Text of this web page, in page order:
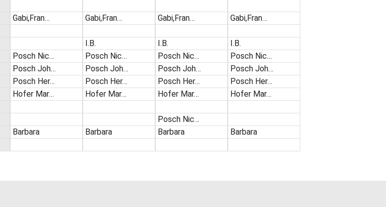
Gabi,Fran…
Posch Nic…
Posch Joh…
Posch Her…
Hofer Mar…
Barbara
Gabi,Fran…
I.B.
Posch Nic…
Posch Joh…
Posch Her…
Hofer Mar…
Barbara
Gabi,Fran…
I.B.
Posch Nic…
Posch Joh…
Posch Her…
Hofer Mar…
Posch Nic…
Barbara
Gabi,Fran…
I.B.
Posch Nic…
Posch Joh…
Posch Her…
Hofer Mar…
Barbara